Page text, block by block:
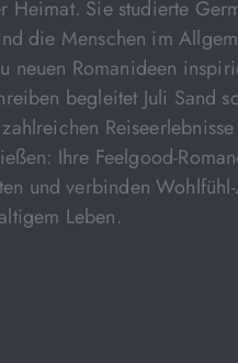
Heimat. Sie studierte
die Menschen im
neuen Romanideen
begleitet Juli Sand
Ihre Feelgood-
und verbinden
Leben.